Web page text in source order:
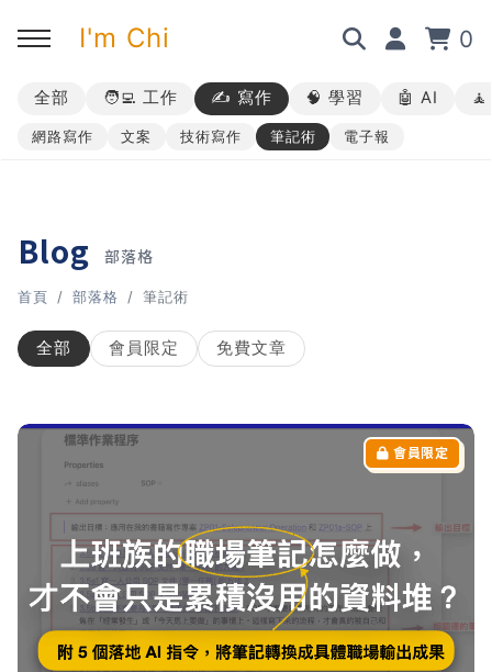
I'm Chi 0
回主選單
➡︎ 所有內容
回主選單
➡︎ 業配合作
回主選單
➡︎ 講座活動
回主選單
AI 職場應用｜ChatGPT 職場
應用入門
使用思維
AI 職場應用｜上班族的 AI 學
習術
AI 職場應用｜NotebookLM
職場工作復盤術
全部 🧑‍💻 工作 ✍️ 寫作 🧠 學習 🤖 AI
網路寫作 文案 技術寫作 筆記術 電子報
Blog 部落格
首頁 部落格 筆記術
全部 會員限定 免費文章